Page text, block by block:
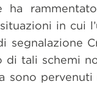
ha
in cui
segnalazione
di tali schemi
sono